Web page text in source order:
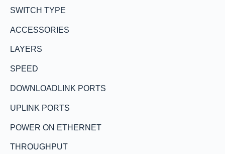
SWITCH TYPE
ACCESSORIES
LAYERS
SPEED
DOWNLOADLINK PORTS
UPLINK PORTS
POWER ON ETHERNET
THROUGHPUT